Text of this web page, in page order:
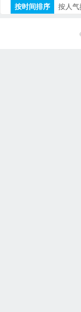
按时间排序
按人